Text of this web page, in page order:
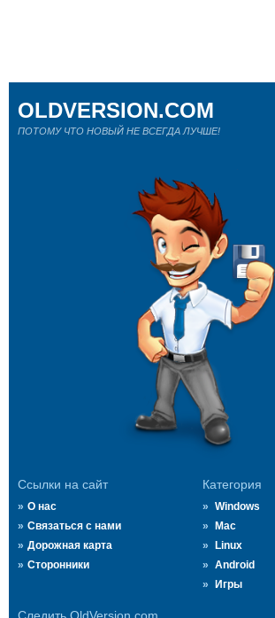
Ссылки на сайт
О нас
Связаться с нами
Дорожная карта
Сторонники
Категория
Windows
Mac
Linux
Android
Игры
OLDVERSION.COM
ПОТОМУ ЧТО НОВЫЙ НЕ ВСЕГДА ЛУЧШЕ!